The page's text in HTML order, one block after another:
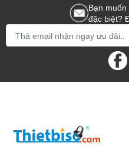
Bạn
đặc biệt?